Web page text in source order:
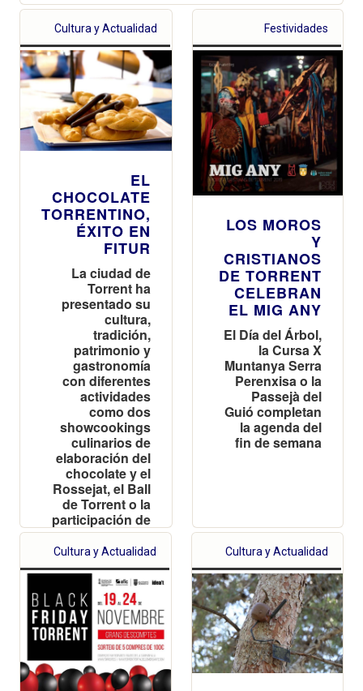
Cultura y Actualidad
EL
CHOCOLATE
TORRENTINO,
ÉXITO EN
FITUR
La ciudad de
Torrent ha
presentado su
cultura,
tradición,
patrimonio y
gastronomía
con diferentes
actividades
como dos
showcookings
culinarios de
elaboración del
chocolate y el
Rossejat, el Ball
de Torrent o la
participación de
la Reina del
Encuentro
Festividades
LOS MOROS
Y
CRISTIANOS
DE TORRENT
CELEBRAN
EL MIG ANY
El Día del Árbol,
la Cursa X
Muntanya Serra
Perenxisa o la
Passejà del
Guió completan
la agenda del
fin de semana
Cultura y Actualidad Cultura y Actualidad